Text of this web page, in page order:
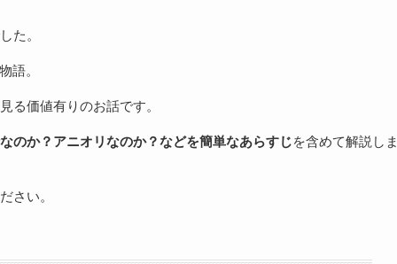
た。
語。
る価値有りのお話です。
か？アニオリなのか？などを簡単なあらすじを含めて解説しま
さい。